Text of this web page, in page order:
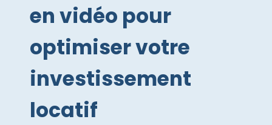
en vidéo pour
optimiser votre
investissement
locatif